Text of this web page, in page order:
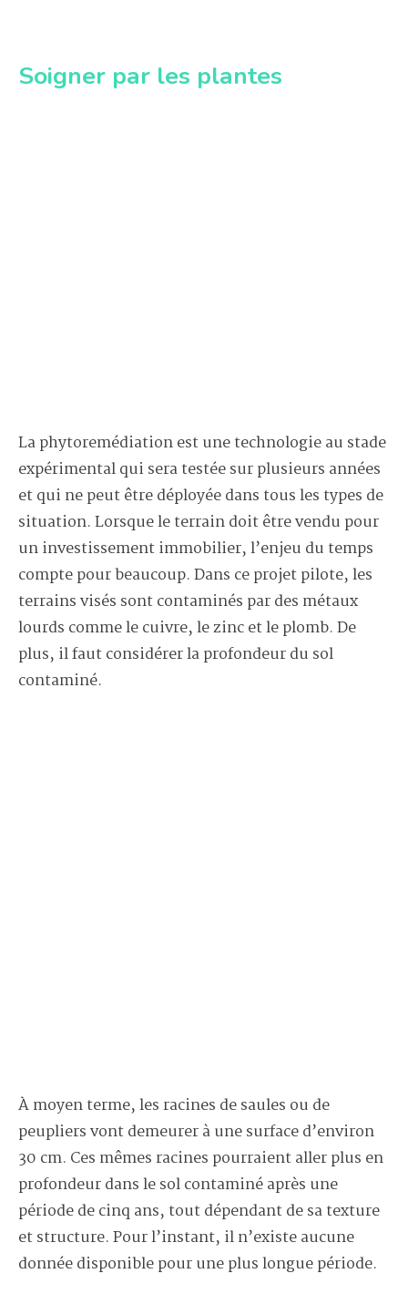
Soigner par les plantes
La phytoremédiation est une technologie au stade
expérimental qui sera testée sur plusieurs années
et qui ne peut être déployée dans tous les types de
situation. Lorsque le terrain doit être vendu pour
un investissement immobilier, l’enjeu du temps
compte pour beaucoup. Dans ce projet pilote, les
terrains visés sont contaminés par des métaux
lourds comme le cuivre, le zinc et le plomb. De
plus, il faut considérer la profondeur du sol
contaminé.
À moyen terme, les racines de saules ou de
peupliers vont demeurer à une surface d’environ
30 cm. Ces mêmes racines pourraient aller plus en
profondeur dans le sol contaminé après une
période de cinq ans, tout dépendant de sa texture
et structure. Pour l’instant, il n’existe aucune
donnée disponible pour une plus longue période.